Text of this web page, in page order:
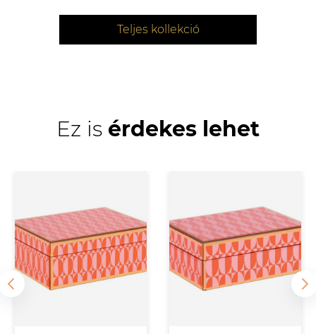
Teljes kollekció
Ez is érdekes lehet